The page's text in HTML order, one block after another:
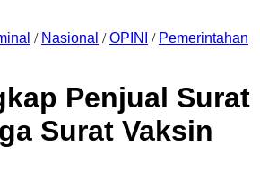
/ Nasional /OPINI / Pemerintahan
Penjual Surat
Surat Vaksin